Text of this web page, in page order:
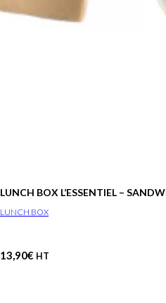
LUNCH BOX L’ESSENTIEL –
LUNCH BOX
13,90€ HT